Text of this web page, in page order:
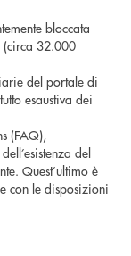
bloccata
(circa 32.000
del portale di
esaustiva dei
(FAQ),
del
Quest’ultimo è
con le disposizioni